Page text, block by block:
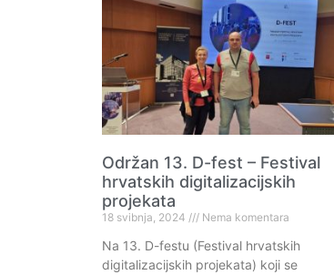
Održan 13. D-fest – Festival
hrvatskih digitalizacijskih
projekata
18 svibnja, 2024 Nema komentara
Na 13. D-festu (Festival hrvatskih
digitalizacijskih projekata) koji se